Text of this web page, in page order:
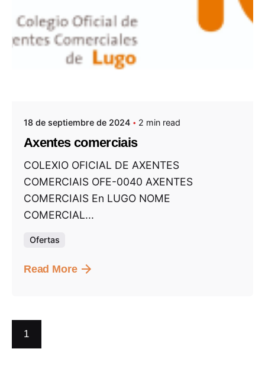
18 de septiembre de 2024 2 min read
Axentes comerciais
COLEXIO OFICIAL DE AXENTES
COMERCIAIS OFE-0040 AXENTES
COMERCIAIS En LUGO NOME
COMERCIAL...
Ofertas
Read More
1